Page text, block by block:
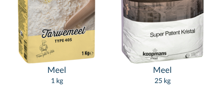
Meel
1 kg
Meel
25 kg